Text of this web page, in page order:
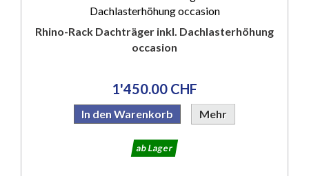
Rhino-Rack Dachträger inkl. Dachlasterhöhung
occasion
1'450.00 CHF
In den Warenkorb Mehr
ab Lager